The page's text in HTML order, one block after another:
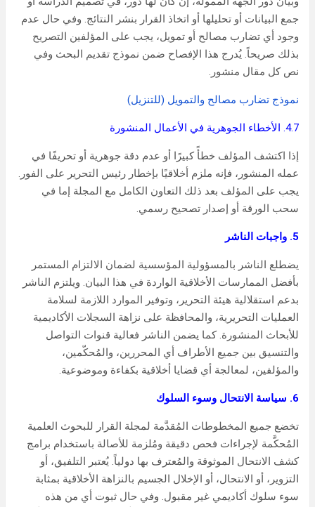
جمع البيانات أو تحليلها أو اتخاذ القرار بنشر النتائج. وفي حال عدم
وجود أي تضارب مصالح أو تمويل، يجب على المؤلفين التصريح
بذلك صريحاً. يُدرج هذا الإفصاح ضمن نموذج تقديم البحث وفي
نص كل مقال منشور.
نموذج تضارب مصالح والتمويل (للتنزيل)
4.7. الأخطاء الجوهرية في الأعمال المنشورة
إذا اكتشف المؤلف خطأً كبيرًا أو عدم دقة جوهرية أو تحريفًا في
عمله المنشور، فإنه ملزم أخلاقيًا بإخطار رئيس التحرير على الفور.
يجب على المؤلف بعد ذلك التعاون الكامل مع المجلة إما في
سحب الورقة أو إصدار تصحيح رسمي.
5. واجبات الناشر
يضطلع الناشر بالمسؤولية المؤسسية لضمان الالتزام المستمر
بأفضل الممارسات الأخلاقية الواردة في هذا البيان. ويلتزم الناشر
بدعم استقلالية هيئة التحرير، وتوفير الموارد اللازمة لسلامة
العمليات التحريرية، والمحافظة على نزاهة السجلات الأكاديمية
للأبحاث المنشورة. كما يضمن الناشر فعالية قنوات التواصل
والتنسيق بين جميع الأطراف أي المحررين، والمُحكّمين،
والمؤلفين، لمعالجة أي قضايا أخلاقية بكفاءة وموضوعية.
6. سياسة الانتحال وسوء السلوك
تخضع جميع المخطوطات المُقدَّمة لمجلة القرار للبحوث العلمية
المُحكَّمة لإجراءات فحص دقيقة ومُلزمة للأصالة باستخدام برامج
كشف الانتحال الموثوقة والمُعترف بها دولياً. يُعتبر التلفيق، أو
التزوير، أو الانتحال، أو الإخلال الجسيم بالنزاهة الأخلاقية بمثابة
سوء سلوك أكاديمي غير مقبول. وفي حال ثبوت أي من هذه